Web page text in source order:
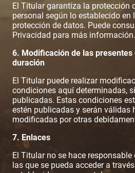
El Titular garantiza la protección
personal según lo establecido
protección de datos. Puede
Privacidad para más información.
6. Modificación de las presentes
duración
El Titular puede realizar
condiciones aquí determinadas,
publicadas. Estas condiciones
estén publicadas y serán válidas
modificadas por otras
7. Enlaces
El Titular no se hace
las que se pueda acceder a